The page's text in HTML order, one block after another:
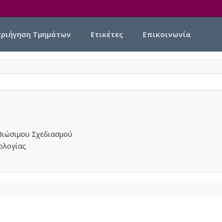
Τμημάτων Ετικέτες Επικοινωνία
Σχεδιασμού